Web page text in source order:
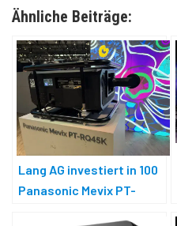
Ähnliche Beiträge:
Lang AG investiert in 100
Panasonic Mevix PT-